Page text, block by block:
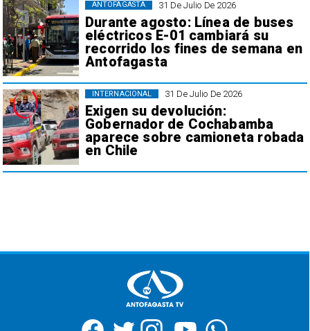
31 De Julio De 2026
Durante agosto: Línea de buses
eléctricos E-01 cambiará su
recorrido los fines de semana en
Antofagasta
ANTOFAGASTA
31 De Julio De 2026
Exigen su devolución:
Gobernador de Cochabamba
aparece sobre camioneta robada
en Chile
INTERNACIONAL